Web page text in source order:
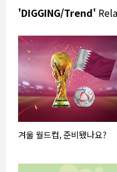
'DIGGING/Trend'
겨울 월드컵, 준비됐나요?